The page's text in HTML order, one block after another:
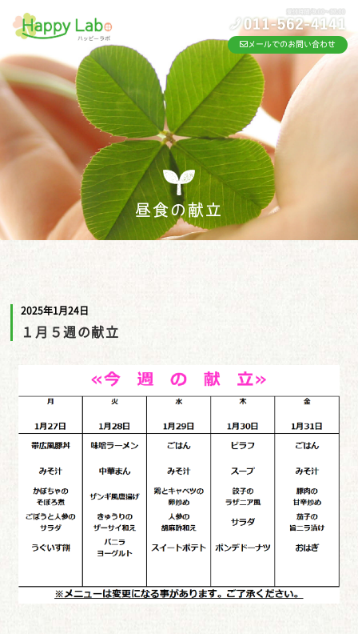
メールでのお問い合わせ
昼食の献立
2025年1月24日
１月５週の献立